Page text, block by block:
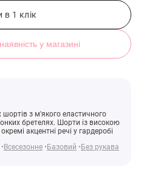
в 1 клік
у магазині
шортів з м'якого еластичного
бретелях. Шорти із високою
акцентні речі у гардеробі
Всесезонне Базовий Без рукава
шортів (арт. 48840) ♡